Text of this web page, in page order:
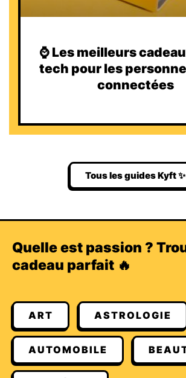
⌚️ Les meilleurs
tech pour les
connectées
Tous les guides Kyft ✨
Quelle est passion ?
cadeau parfait 🔥
ART ASTROLOGIE
AUTOMOBILE